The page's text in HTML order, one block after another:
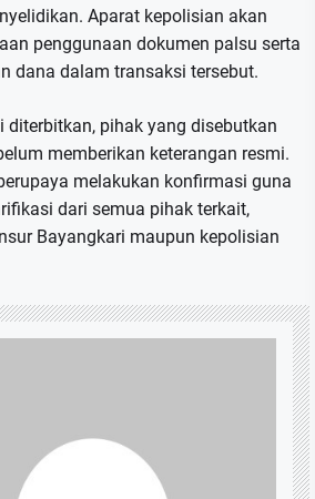
Aparat kepolisian akan
penggunaan dokumen palsu serta
dana dalam transaksi tersebut.
diterbitkan, pihak yang disebutkan
memberikan keterangan resmi.
melakukan konfirmasi guna
dari semua pihak terkait,
Bayangkari maupun kepolisian